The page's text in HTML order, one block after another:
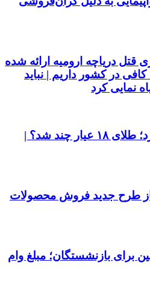
قتل دریاچه ارومیه ارائه شده
در کشور داریم | نباید
نمایی کرد
سکه کانال عوض کرد؛ طلای ۱۸ عیار چند شد؟ |
طرح جدید فروش محصولات
برای بازنشستگان؛ مبلغ وام